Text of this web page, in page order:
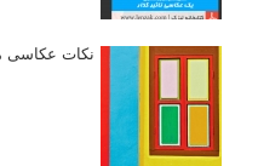
نکات عکاسی